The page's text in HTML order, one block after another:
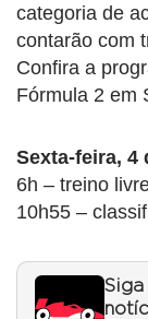
categoria de
contarão com
Confira a
Fórmula 2 em
Sexta-feira, 4
6h – treino
10h55 –
Siga